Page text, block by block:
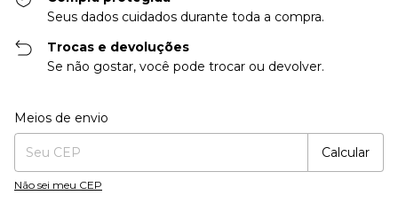
Seus dados cuidados durante toda a compra.
Trocas e devoluções
Se não gostar, você pode trocar ou devolver.
Entregas para o CEP:
Meios de envio
Calcular
Não sei meu CEP